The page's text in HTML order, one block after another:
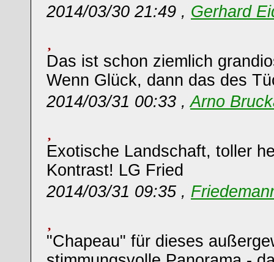
2014/03/30 21:49 , Gerhard
Das ist schon ziemlich
Wenn Glück, dann das des
2014/03/31 00:33 ,Arno
Exotische Landschaft, toller
Kontrast! LG Fried
2014/03/31 09:35 ,
"Chapeau" für dieses